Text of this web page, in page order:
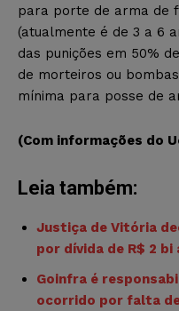
para porte de arma de
(atualmente é de 3 a 6
das punições em 50%
de morteiros ou
mínima para posse de
(Com informações do
Leia também:
Justiça de Vitória
por dívida de R$ 2 bi
Goinfra é
ocorrido por falta